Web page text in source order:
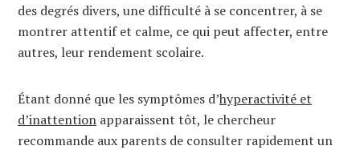
des degrés divers, une difficulté à se concentrer, à se
montrer attentif et calme, ce qui peut affecter, entre
autres, leur rendement scolaire.
Étant donné que les symptômes d’hyperactivité et
d’inattention apparaissent tôt, le chercheur
recommande aux parents de consulter rapidement un